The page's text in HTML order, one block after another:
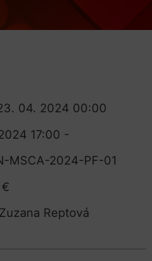
04. 2024 00:00
17:00 -
MSCA-2024-PF-01
Zuzana Reptová